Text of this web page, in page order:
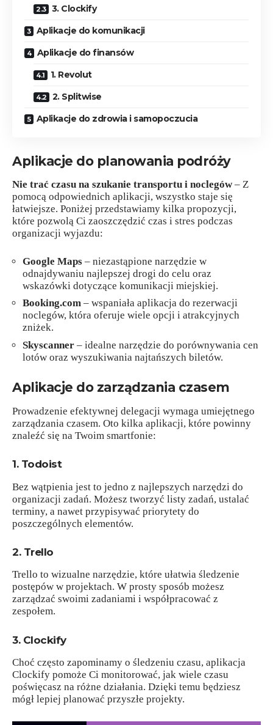
3. Clockify
Aplikacje do komunikacji
Aplikacje do finansów
1. Revolut
2. Splitwise
Aplikacje do zdrowia i samopoczucia
Aplikacje do planowania podróży
Nie trać czasu na szukanie transportu i noclegów – Z
pomocą odpowiednich aplikacji, wszystko staje się
łatwiejsze. Poniżej przedstawiamy kilka propozycji,
które pozwolą Ci zaoszczędzić czas i stres podczas
organizacji wyjazdu:
Google Maps – niezastąpione narzędzie w
odnajdywaniu najlepszej drogi do celu oraz
wskazówki dotyczące komunikacji miejskiej.
Booking.com – wspaniała aplikacja do rezerwacji
noclegów, która oferuje wiele opcji i atrakcyjnych
zniżek.
Skyscanner – idealne narzędzie do porównywania cen
lotów oraz wyszukiwania najtańszych biletów.
Aplikacje do zarządzania czasem
Prowadzenie efektywnej delegacji wymaga umiejętnego
zarządzania czasem. Oto kilka aplikacji, które powinny
znaleźć się na Twoim smartfonie:
1. Todoist
Bez wątpienia jest to jedno z najlepszych narzędzi do
organizacji zadań. Możesz tworzyć listy zadań, ustalać
terminy, a nawet przypisywać priorytety do
poszczególnych elementów.
2. Trello
Trello to wizualne narzędzie, które ułatwia śledzenie
postępów w projektach. W prosty sposób możesz
zarządzać swoimi zadaniami i współpracować z
zespołem.
3. Clockify
Choć często zapominamy o śledzeniu czasu, aplikacja
Clockify pomoże Ci monitorować, jak wiele czasu
poświęcasz na różne działania. Dzięki temu będziesz
mógł lepiej planować przyszłe projekty.